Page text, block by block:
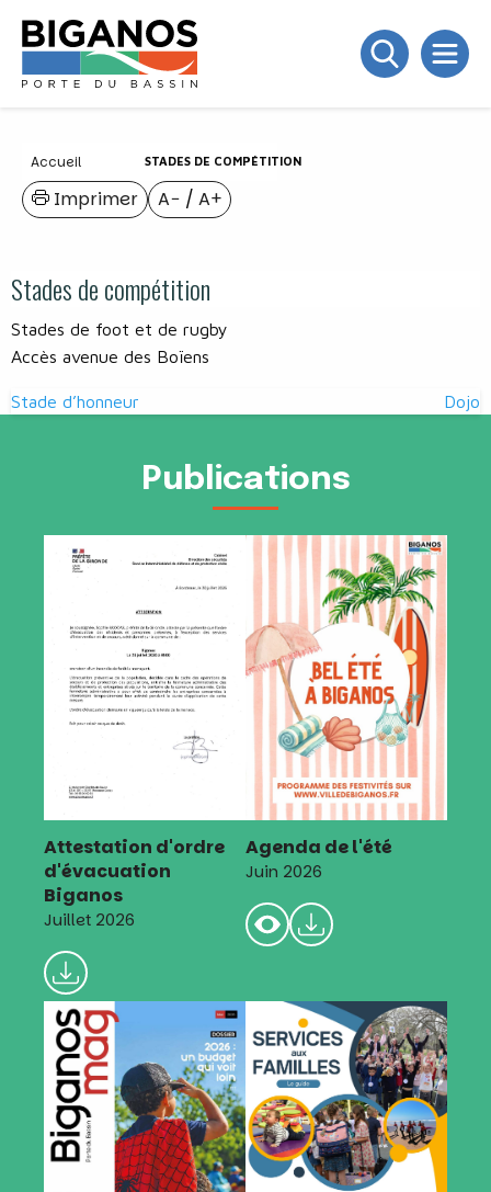
Accueil STADES DE COMPÉTITION
A− / A+
Imprimer
Stades de compétition
Stades de foot et de rugby
Accès avenue des Boïens
Navigation
Stade d’honneur Dojo
Publications
Attestation d'ordre
d'évacuation
Biganos
Juillet 2026
Agenda de l'été
Juin 2026